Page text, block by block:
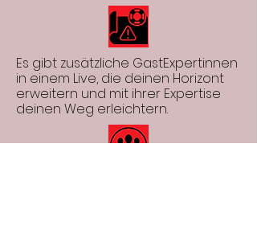
Es gibt zusätzliche GastExpertinnen
in einem Live, die deinen Horizont
erweitern und mit ihrer Expertise
deinen Weg erleichtern.